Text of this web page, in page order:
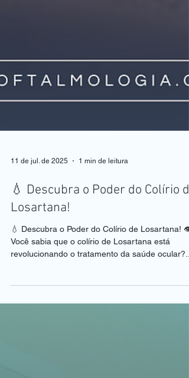
11 de jul. de 2025
💧 Descubra o Poder do Colírio de
Losartana!
revolucionando o tratamento da saúde ocular?...